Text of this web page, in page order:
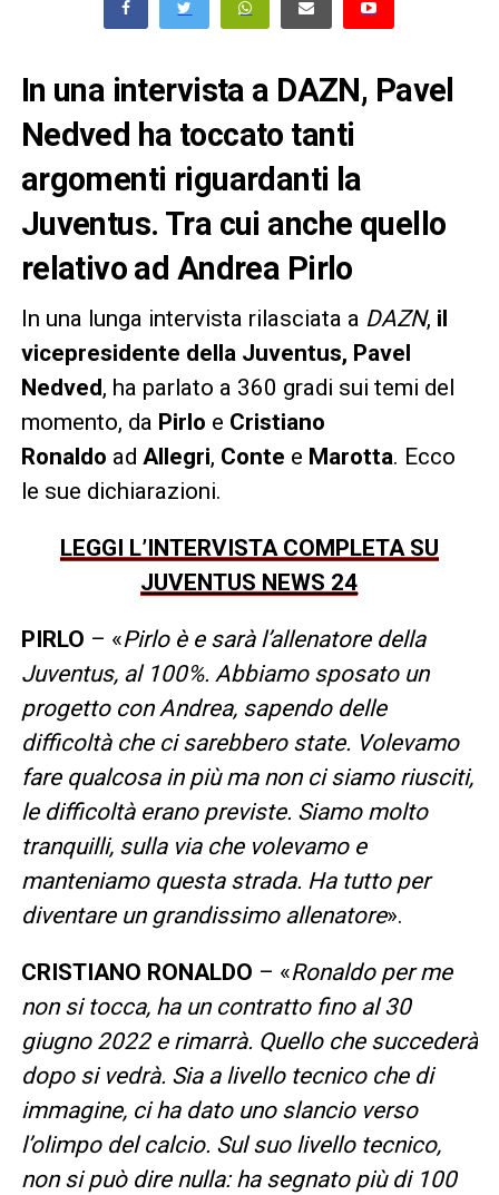
In una intervista a DAZN, Pavel
Nedved ha toccato tanti
argomenti riguardanti la
Juventus. Tra cui anche quello
relativo ad Andrea Pirlo
In una lunga intervista rilasciata a DAZN, il
vicepresidente della Juventus, Pavel
Nedved, ha parlato a 360 gradi sui temi del
momento, da Pirlo e Cristiano
Ronaldo ad Allegri, Conte e Marotta. Ecco
le sue dichiarazioni.
LEGGI L’INTERVISTA COMPLETA SU
JUVENTUS NEWS 24
PIRLO – «Pirlo è e sarà l’allenatore della
Juventus, al 100%. Abbiamo sposato un
progetto con Andrea, sapendo delle
difficoltà che ci sarebbero state. Volevamo
fare qualcosa in più ma non ci siamo riusciti,
le difficoltà erano previste. Siamo molto
tranquilli, sulla via che volevamo e
manteniamo questa strada. Ha tutto per
diventare un grandissimo allenatore».
CRISTIANO RONALDO – «Ronaldo per me
non si tocca, ha un contratto fino al 30
giugno 2022 e rimarrà. Quello che succederà
dopo si vedrà. Sia a livello tecnico che di
immagine, ci ha dato uno slancio verso
l’olimpo del calcio. Sul suo livello tecnico,
non si può dire nulla: ha segnato più di 100